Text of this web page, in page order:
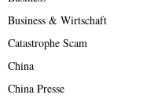
Business & Wirtschaft
Catastrophe Scam
China
China Presse